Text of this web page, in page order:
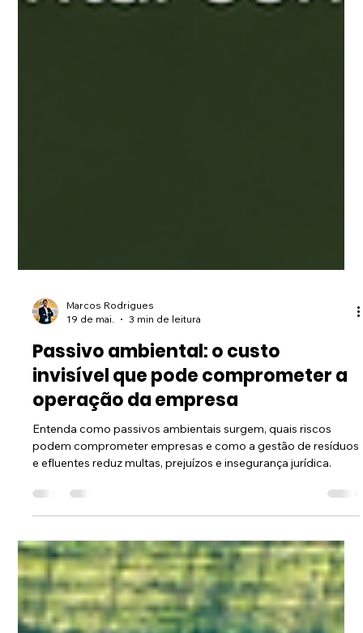
Marcos Rodrigues
19 de mai.
3 min de leitura
Passivo ambiental: o custo
invisível que pode comprometer a
operação da empresa
Entenda como passivos ambientais surgem, quais riscos
podem comprometer empresas e como a gestão de resíduos
e efluentes reduz multas, prejuízos e insegurança jurídica.